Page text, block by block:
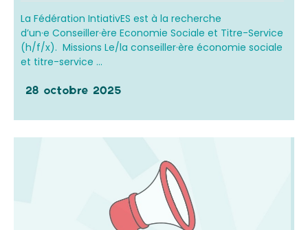
La Fédération IntiativES est à la recherche
d’un·e Conseiller·ère Economie Sociale et Titre-Service
(h/f/x). Missions Le/la conseiller·ère économie sociale
et titre-service ...
28 octobre 2025